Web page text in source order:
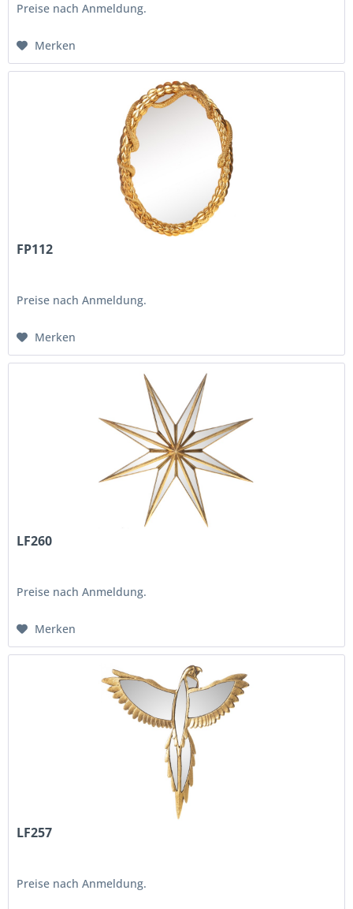
Preise nach Anmeldung.
Merken
FP112
Preise nach Anmeldung.
Merken
LF260
Preise nach Anmeldung.
Merken
LF257
Preise nach Anmeldung.